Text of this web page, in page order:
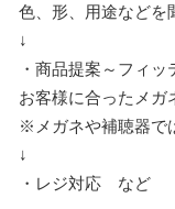
色、形、用途などを
↓
・商品提案～フィッ
お客様に合ったメガ
※メガネや補聴器で
↓
・レジ対応 など